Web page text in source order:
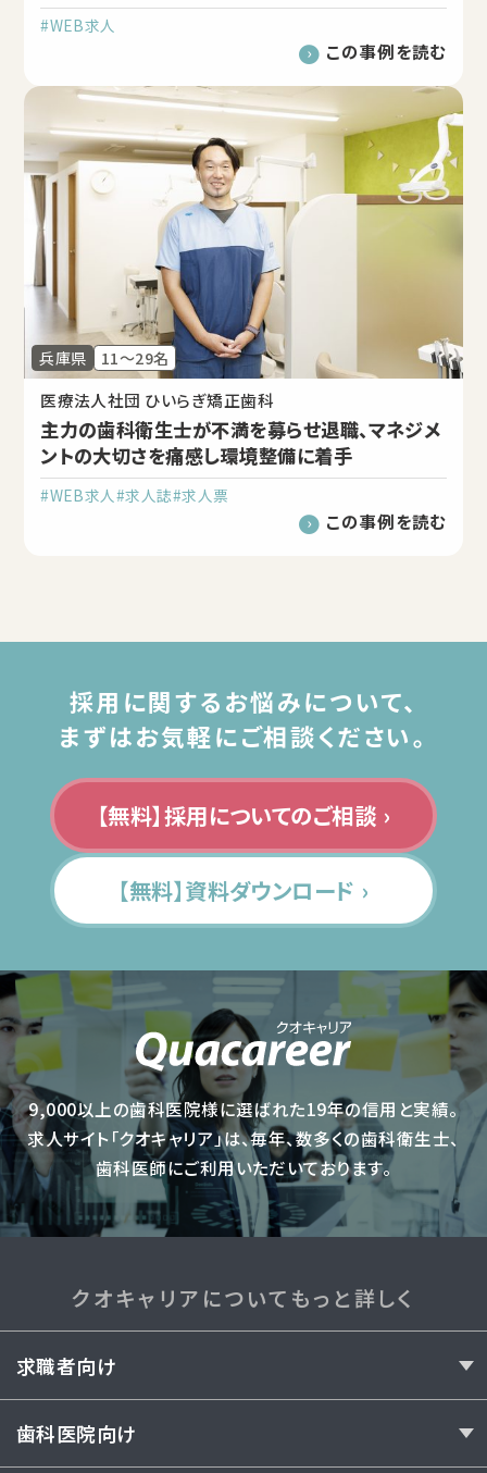
#WEB求人
この事例を読む
兵庫県 11～29名
医療法人社団 ひいらぎ矯正歯科
主力の歯科衛生士が不満を募らせ退職、マネジメ
ントの大切さを痛感し環境整備に着手
#WEB求人 #求人誌#求人票
この事例を読む
採用に関するお悩みについて、
まずはお気軽にご相談ください。
【無料】採用についてのご相談 ›
【無料】資料ダウンロード ›
9,000以上の歯科医院様に選ばれた19年の信用と実績。
求人サイト「クオキャリア」は、毎年、数多くの歯科衛生士、
歯科医師にご利用いただいております。
クオキャリアについてもっと詳しく
求職者向け
歯科医院向け